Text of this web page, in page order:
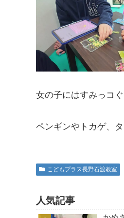
女の子にはすみっコ
ペンギンやトカゲ、
こどもプラス長野石渡教室
人気記事